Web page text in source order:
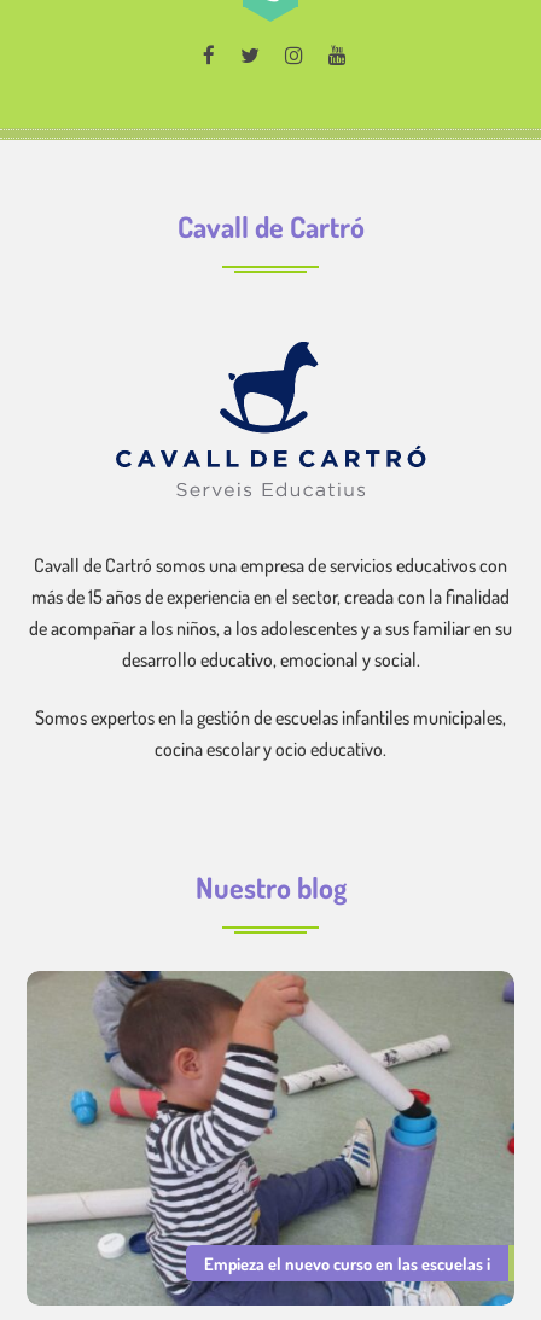
Cavall de Cartró
Cavall de Cartró somos una empresa de servicios educativos con
más de 15 años de experiencia en el sector, creada con la finalidad
de acompañar a los niños, a los adolescentes y a sus familiar en su
desarrollo educativo, emocional y social.
Somos expertos en la gestión de escuelas infantiles municipales,
cocina escolar y ocio educativo.
Nuestro blog
Empieza el nuevo curso en las escuelas i